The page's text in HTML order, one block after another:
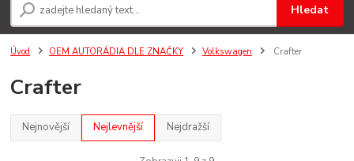
Hledat
Úvod OEM AUTORÁDIA DLE ZNAČKY Volkswagen Crafter
Crafter
Nejnovější Nejlevnější Nejdražší